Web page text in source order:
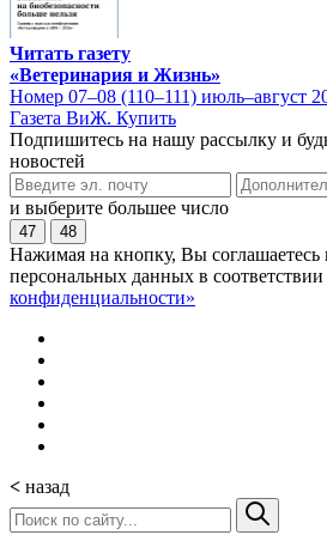
Читать газету
«Ветеринария и Жизнь»
Номер 07–08 (110–111) июль–август
Газета ВиЖ. Купить
Подпишитесь на нашу рассылку и
новостей
и выберите большее число
47 48
Нажимая на кнопку, Вы соглашаетесь
персональных данных в соответствии
конфиденциальности»
< назад